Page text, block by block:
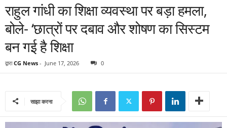
राहुल गांधी का शिक्षा व्यवस्था पर बड़ा हमला,
बोले- ‘छात्रों पर दबाव और शोषण का सिस्टम
बन गई है शिक्षा
द्वारा CG News - June 17, 2026 0
साझा करना